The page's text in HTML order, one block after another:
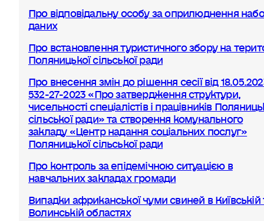
Про відповідальну особу за оприлюднення
даних
Про встановлення туристичного збору на
Поляницької сільської ради
Про внесення змін до рішення сесії від
532-27-2023 «Про затвердження структури,
чисельності спеціалістів і працівників
сільської ради» та створення комунального
закладу «Центр надання соціальних послуг»
Поляницької сільської ради
Про контроль за епідемічною ситуацією в
навчальних закладах громади
Випадки африканської чуми свиней в Київській
Волинській областях